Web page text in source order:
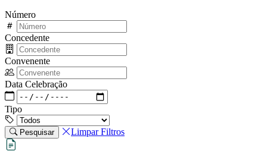
Número
Concedente
Convenente
Data Celebração
Tipo
Pesquisar Limpar Filtros